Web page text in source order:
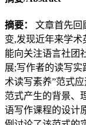
摘要： 文章首先回
变,发现近年来学
能向关注语言社团
展;写作者的读写实
术读写素养”范式
范式产生的背景、
语写作课程的设计